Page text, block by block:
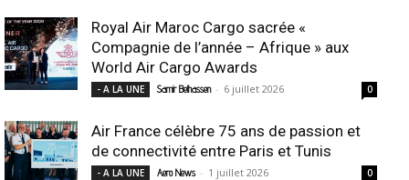
Royal Air Maroc Cargo sacrée «
Compagnie de l’année – Afrique » aux
World Air Cargo Awards
- A LA UNE Samir Belhassen - 6 juillet 2026 0
Air France célèbre 75 ans de passion et
de connectivité entre Paris et Tunis
- A LA UNE Aero News - 1 juillet 2026 0